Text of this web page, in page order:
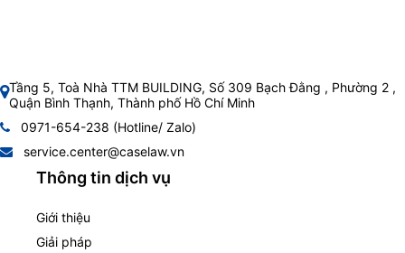
Tầng 5, Toà Nhà TTM BUILDING, Số 309 Bạch Đằng , Phường 2 ,
Quận Bình Thạnh, Thành phố Hồ Chí Minh
0971-654-238 (Hotline/ Zalo)
service.center@caselaw.vn
Thông tin dịch vụ
Giới thiệu
Giải pháp